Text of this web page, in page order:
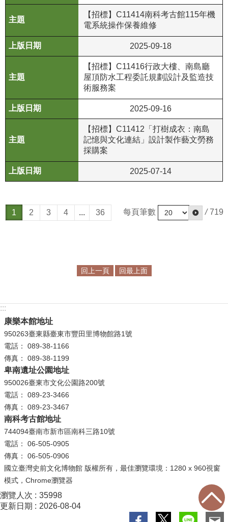
【招標】C11414南科考古館115年機
電系統操作保養維修
2025-09-18
【招標】C11416行政大樓、南島廳
屋頂防水工程委託規劃設計及監造技
術服務案
2025-09-16
【招標】C11412「打樹成衣：南島
記憶與文化連結」設計製作藝文勞務
採購案
2025-07-14
1 2 3 4 ... 36 每頁筆數 / 719
回上一頁 回最上面
:::
康樂本館地址
950263臺東縣臺東市豐田里博物館路1號
電話： 089-38-1166
傳真： 089-38-1199
卑南遺址公園地址
950026臺東市文化公園路200號
電話： 089-23-3466
傳真： 089-23-3467
南科考古館地址
744094臺南市新市區南科三路10號
電話： 06-505-0905
傳真： 06-505-0906
國立臺灣史前文化博物館 版權所有，最佳瀏覽環境：1280 x 960視窗
模式，Chrome瀏覽器
瀏覽人次
35998
更新日期
2026-08-04